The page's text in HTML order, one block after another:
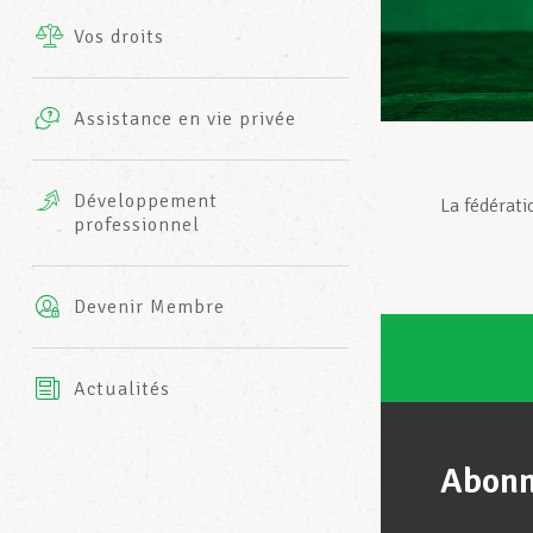
INFO-CENTER
Vos droits
Assistance en vie privée
complémentaires
AXA
Développement
professionnel
Devenir Membre
Actualités
La